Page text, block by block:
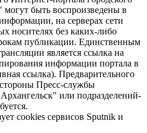
могут быть воспроизведены в
на серверах сети
носителях без каких-либо
публикации. Единственным
является ссылка на
информации портала в
ссылка). Предварительного
стороны Пресс-службы
или подразделений-
cookies сервисов Sputnik и